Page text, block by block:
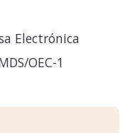
Electrónica
OEC-1